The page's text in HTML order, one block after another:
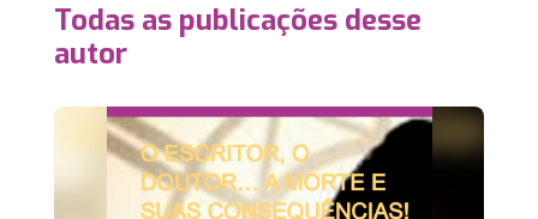
Todas as publicações desse
autor